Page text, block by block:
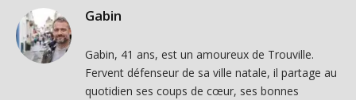
Gabin
Gabin, 41 ans, est un amoureux de Trouville.
Fervent défenseur de sa ville natale, il partage au
quotidien ses coups de cœur, ses bonnes